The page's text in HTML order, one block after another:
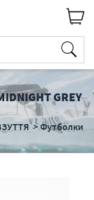
GREY
Футболки